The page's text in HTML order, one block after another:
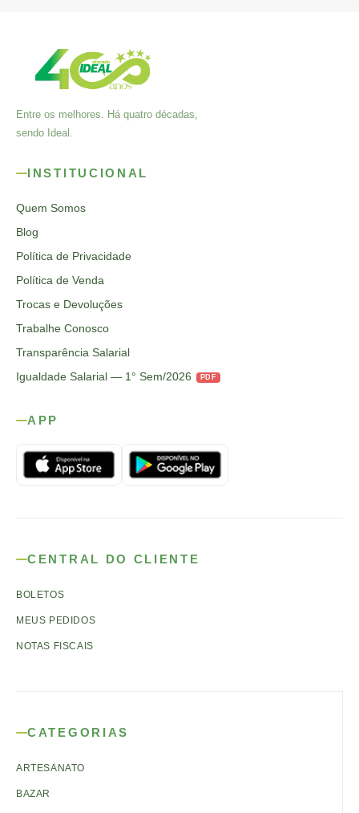
Entre os melhores. Há quatro décadas,
sendo Ideal.
INSTITUCIONAL
Quem Somos
Blog
Política de Privacidade
Política de Venda
Trocas e Devoluções
Trabalhe Conosco
Transparência Salarial
Igualdade Salarial — 1° Sem/2026
PDF
APP
CENTRAL DO CLIENTE
BOLETOS
MEUS PEDIDOS
NOTAS FISCAIS
CATEGORIAS
ARTESANATO
BAZAR